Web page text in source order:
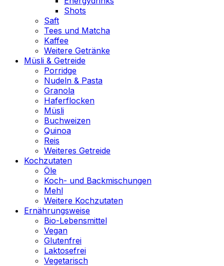
Shots
Saft
Tees und Matcha
Kaffee
Weitere Getränke
Müsli & Getreide
Porridge
Nudeln & Pasta
Granola
Haferflocken
Müsli
Buchweizen
Quinoa
Reis
Weiteres Getreide
Kochzutaten
Öle
Koch- und Backmischungen
Mehl
Weitere Kochzutaten
Ernährungsweise
Bio-Lebensmittel
Vegan
Glutenfrei
Laktosefrei
Vegetarisch